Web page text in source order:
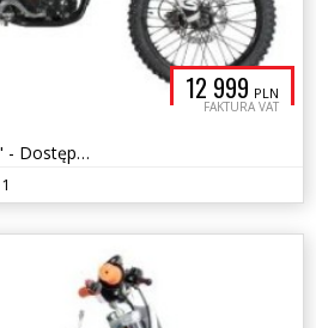
12 999 PLN
FAKTURA VAT
KAYO K5 300 cm3 "RATY" - Dostępny
1